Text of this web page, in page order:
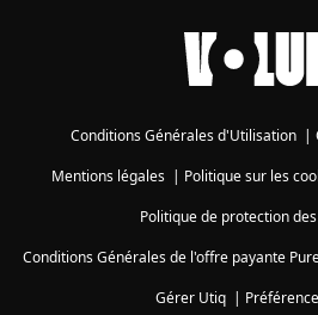
Conditions Générales d'Utilisation |
Mentions légales| Politique sur les
Politique de protection
Conditions Générales de l'offre payante
Gérer Utiq |